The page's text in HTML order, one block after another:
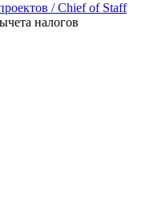
/ Chief of Staff
налогов